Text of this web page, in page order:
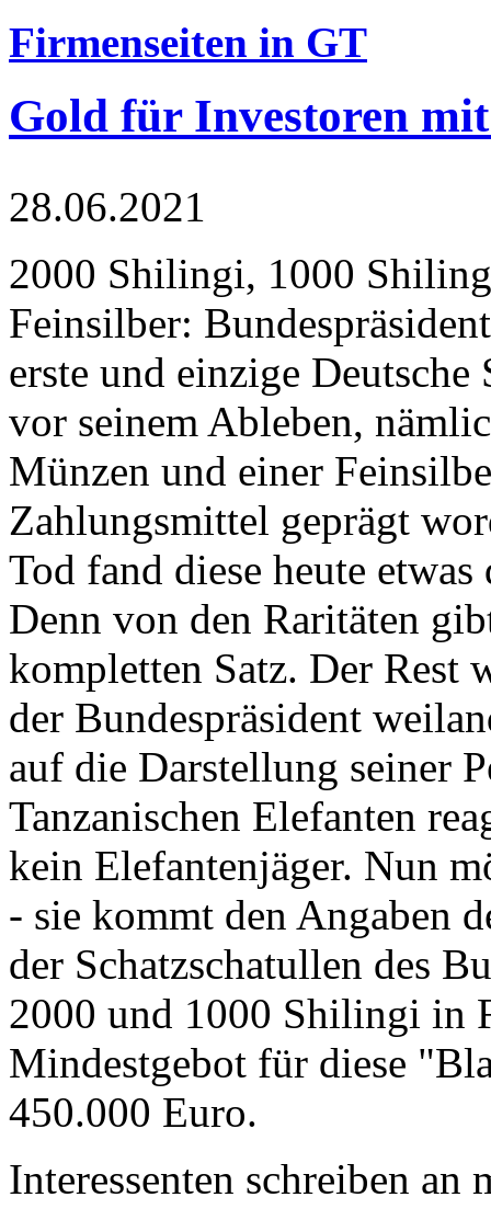
Firmenseiten in GT
Gold für Investoren
28.06.2021
2000 Shilingi, 1000
Feinsilber:
erste und einzige Deutsche
vor seinem Ableben,
Münzen und einer
Zahlungsmittel geprägt
Tod fand diese heute
Denn von den Raritäten
kompletten Satz. Der Rest
der Bundespräsident
auf die Darstellung seiner
Tanzanischen Elefanten
kein Elefantenjäger. Nun
- sie kommt den Angaben
der Schatzschatullen des
2000 und 1000 Shilingi in
Mindestgebot für diese
450.000 Euro.
Interessenten schreiben